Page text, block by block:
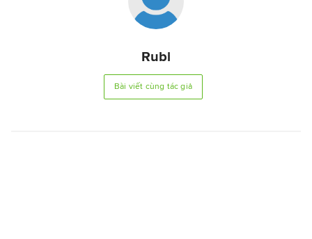
Rubi
Bài viết cùng tác giả